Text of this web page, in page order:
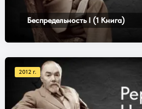
Беспредельность I (1 Книга)
2012 г.